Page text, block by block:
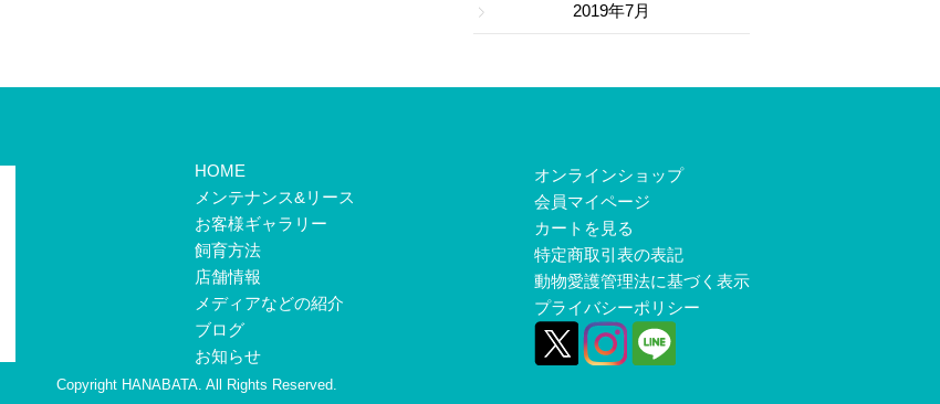
2019年7月
HOME
メンテナンス&リース
お客様ギャラリー
飼育方法
店舗情報
メディアなどの紹介
ブログ
お知らせ
オンラインショップ
会員マイページ
カートを見る
特定商取引表の表記
動物愛護管理法に基づく表示
プライバシーポリシー
Copyright HANABATA. All Rights Reserved.